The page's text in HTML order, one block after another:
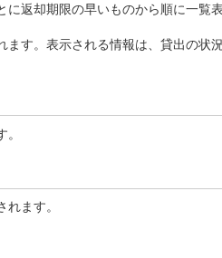
返却期限の早いものから順に一覧表
す。表示される情報は、貸出の状
ます。